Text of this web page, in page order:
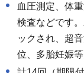
血圧測定、体
検査などです
ックされ、超
位、多胎妊娠